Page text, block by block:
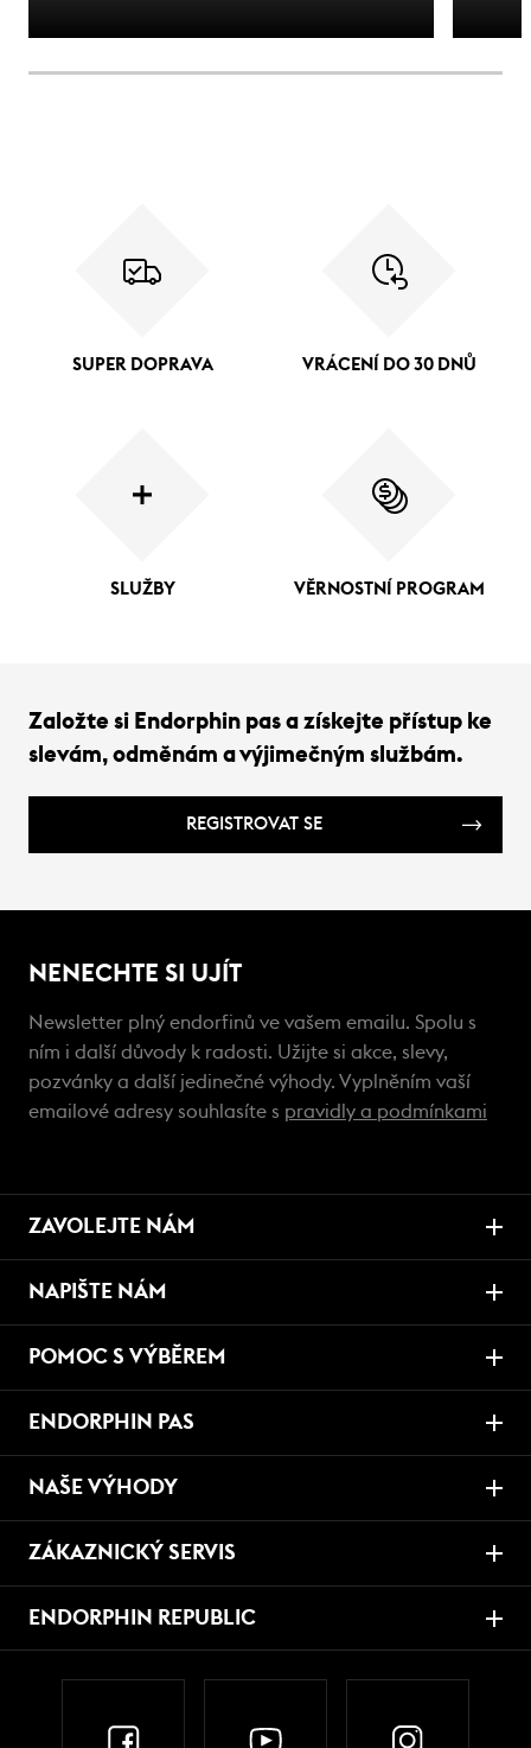
SUPER DOPRAVA VRÁCENÍ DO 30 DNŮ
SLUŽBY VĚRNOSTNÍ PROGRAM
Založte si Endorphin pas a získejte přístup ke
slevám, odměnám a výjimečným službám.
REGISTROVAT SE
NENECHTE SI UJÍT
Newsletter plný endorfinů ve vašem emailu. Spolu s
ním i další důvody k radosti. Užijte si akce, slevy,
pozvánky a další jedinečné výhody. Vyplněním vaší
emailové adresy souhlasíte s pravidly a podmínkami
ZAVOLEJTE NÁM
NAPIŠTE NÁM
POMOC S VÝBĚREM
ENDORPHIN PAS
NAŠE VÝHODY
ZÁKAZNICKÝ SERVIS
ENDORPHIN REPUBLIC